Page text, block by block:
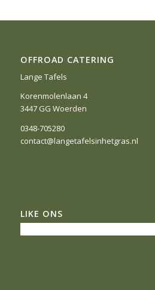
OFFROAD CATERING
Lange Tafels
Korenmolenlaan 4
3447 GG Woerden
0348-705280
contact@langetafelsinhetgras.nl
LIKE ONS